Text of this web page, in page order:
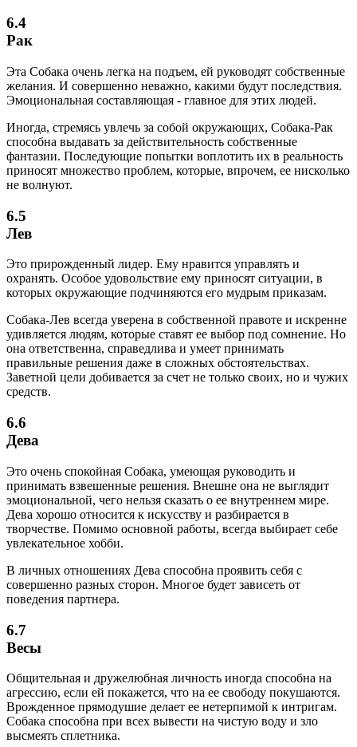
6.4
Рак
Эта Собака очень легка на подъем, ей руководят собственные
желания. И совершенно неважно, какими будут последствия.
Эмоциональная составляющая - главное для этих людей.
Иногда, стремясь увлечь за собой окружающих, Собака-Рак
способна выдавать за действительность собственные
фантазии. Последующие попытки воплотить их в реальность
приносят множество проблем, которые, впрочем, ее нисколько
не волнуют.
6.5
Лев
Это прирожденный лидер. Ему нравится управлять и
охранять. Особое удовольствие ему приносят ситуации, в
которых окружающие подчиняются его мудрым приказам.
Собака-Лев всегда уверена в собственной правоте и искренне
удивляется людям, которые ставят ее выбор под сомнение. Но
она ответственна, справедлива и умеет принимать
правильные решения даже в сложных обстоятельствах.
Заветной цели добивается за счет не только своих, но и чужих
средств.
6.6
Дева
Это очень спокойная Собака, умеющая руководить и
принимать взвешенные решения. Внешне она не выглядит
эмоциональной, чего нельзя сказать о ее внутреннем мире.
Дева хорошо относится к искусству и разбирается в
творчестве. Помимо основной работы, всегда выбирает себе
увлекательное хобби.
В личных отношениях Дева способна проявить себя с
совершенно разных сторон. Многое будет зависеть от
поведения партнера.
6.7
Весы
Общительная и дружелюбная личность иногда способна на
агрессию, если ей покажется, что на ее свободу покушаются.
Врожденное прямодушие делает ее нетерпимой к интригам.
Собака способна при всех вывести на чистую воду и зло
высмеять сплетника.